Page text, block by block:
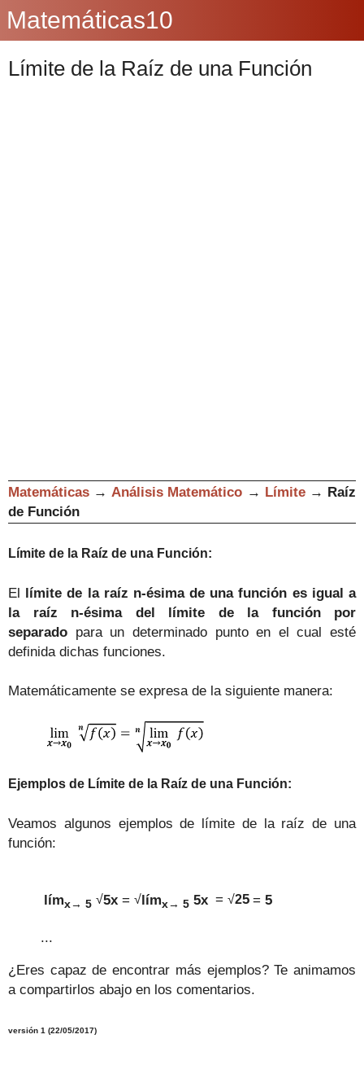
Matemáticas10
Límite de la Raíz de una Función
Matemáticas → Análisis Matemático → Límite →
Raíz
de Función
Límite de la Raíz de una Función:
El límite de la raíz n-ésima de una función es igual a
la raíz n-ésima del límite de la función por
separado para un determinado punto en el cual esté
definida dichas funciones.
Matemáticamente se expresa de la siguiente manera:
Ejemplos de Límite de la Raíz de una Función:
Veamos algunos ejemplos de límite de la raíz de una
función:
límx→ 5 √5x = √límx→ 5 5x = √25 = 5
...
¿Eres capaz de encontrar más ejemplos? Te animamos
a compartirlos abajo en los comentarios.
versión 1 (22/05/2017)